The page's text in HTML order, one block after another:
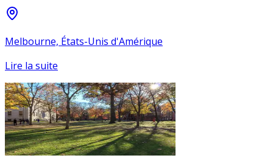
Melbourne, États-Unis d'Amérique
Lire la suite